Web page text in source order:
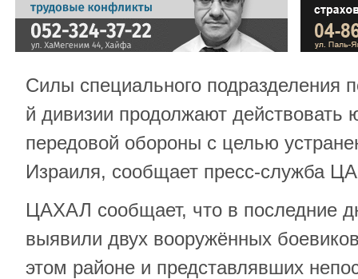
Силы специального подразделения
й дивизии продолжают действовать
передовой обороны с целью
Израиля, сообщает пресс-служба
ЦАХАЛ сообщает, что в последние
выявили двух вооружённых
этом районе и представлявших